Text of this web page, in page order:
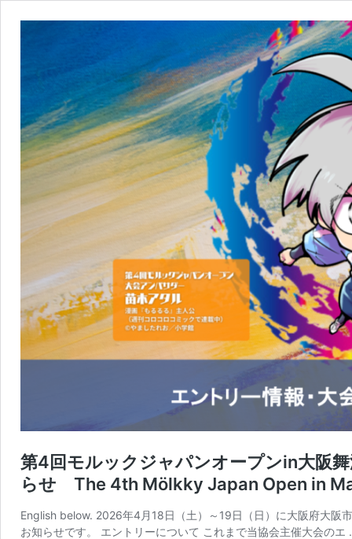
第4回モルックジャパンオープンin大阪
らせ The 4th Mölkky Japan Open in
English below. 2026年4月18日（土）～19日（日）に大阪府大阪
お知らせです。 エントリーについて これまで当協会主催大会の